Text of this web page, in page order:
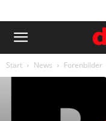
Start News Forenbilder